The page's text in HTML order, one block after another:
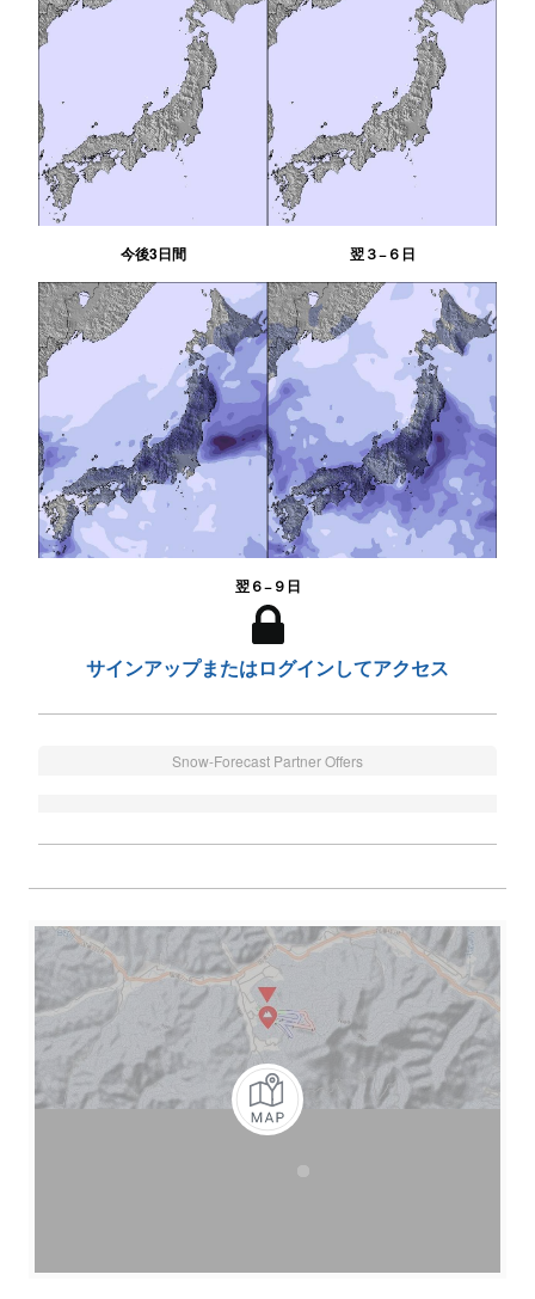
今後3日間 翌３−６日
翌６−９日
サインアップまたはログインしてアクセス
Snow-Forecast Partner Offers